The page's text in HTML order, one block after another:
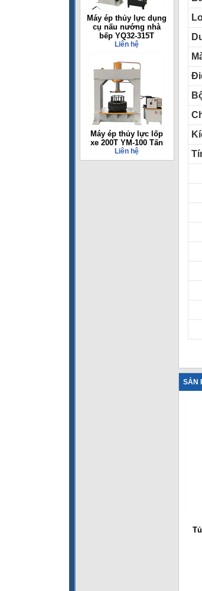
Máy ép thủy lực dụng
cụ nấu nướng nhà
bếp YQ32-315T
Liên hệ
Máy ép thủy lực lốp
xe 200T YM-100 Tấn
Liên hệ
SẢN